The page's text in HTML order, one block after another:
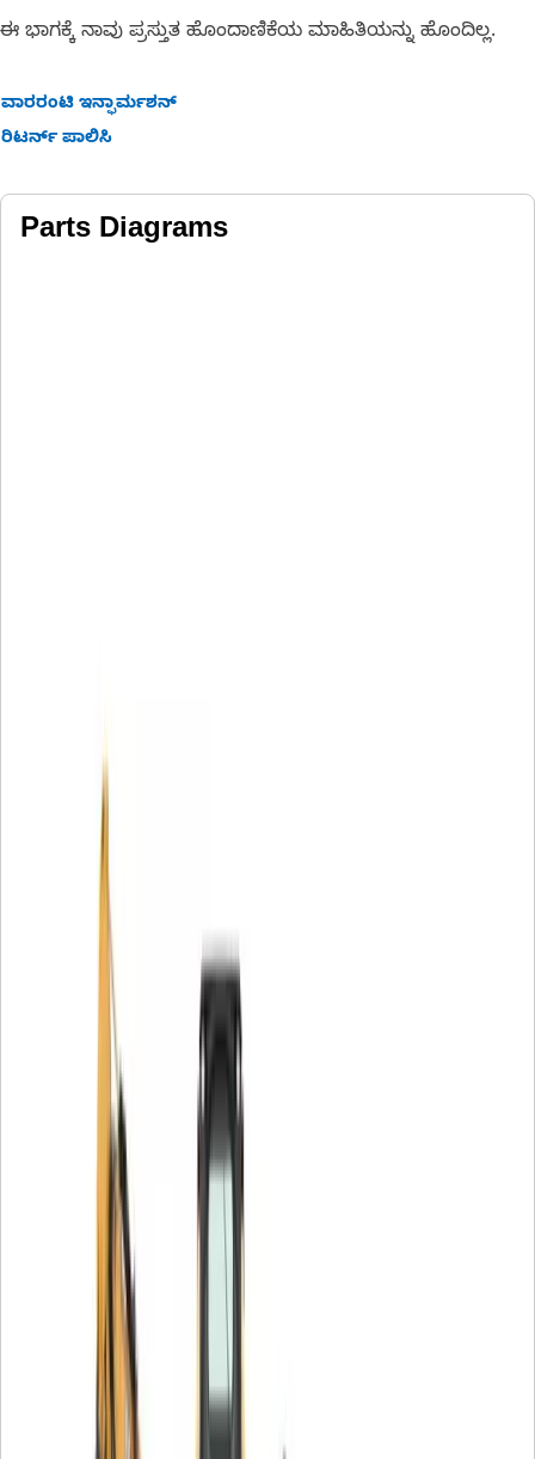
ಈ ಭಾಗಕ್ಕೆ ನಾವು ಪ್ರಸ್ತುತ ಹೊಂದಾಣಿಕೆಯ ಮಾಹಿತಿಯನ್ನು ಹೊಂದಿಲ್ಲ.
ವಾರರಂಟಿ ಇನ್ಫಾರ್ಮಶನ್
ರಿಟರ್ನ್ ಪಾಲಿಸಿ
Parts Diagrams